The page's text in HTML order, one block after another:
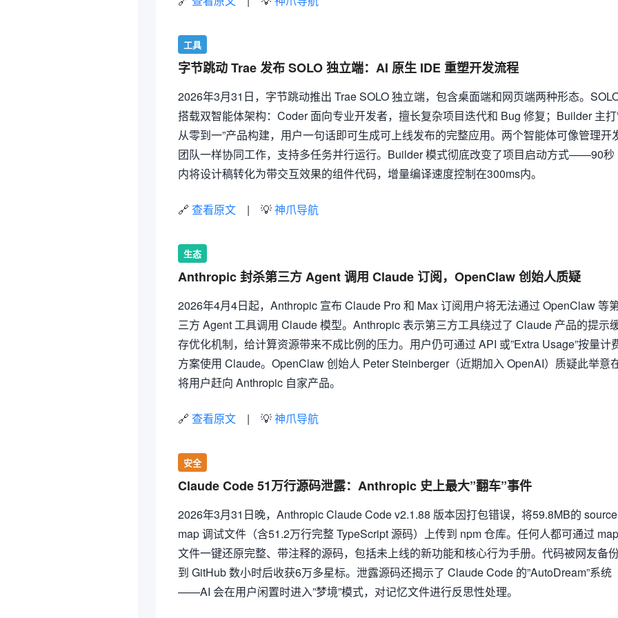
工具
字节跳动 Trae 发布 SOLO 独立端：AI 原生 IDE 重塑开发流程
2026年3月31日，字节跳动推出 Trae SOLO 独立端，包含桌面端和网页端两种形态。
搭载双智能体架构：Coder 面向专业开发者，擅长复杂项目迭代和 Bug 修复；Builder 主打
从零到一”产品构建，用户一句话即可生成可上线发布的完整应用。两个智能体可像管理开
团队一样协同工作，支持多任务并行运行。Builder 模式彻底改变了项目启动方式——90秒
内将设计稿转化为带交互效果的组件代码，增量编译速度控制在300ms内。
🔗 查看原文 | 💡神爪导航
生态
Anthropic 封杀第三方 Agent 调用 Claude 订阅，OpenClaw 创始人质疑
2026年4月4日起，Anthropic 宣布 Claude Pro 和 Max 订阅用户将无法通过 OpenClaw 等
三方 Agent 工具调用 Claude 模型。Anthropic 表示第三方工具绕过了 Claude 产品的提示
存优化机制，给计算资源带来不成比例的压力。用户仍可通过 API 或”Extra Usage”按量计
方案使用 Claude。OpenClaw 创始人 Peter Steinberger（近期加入 OpenAI）质疑此举意
将用户赶向 Anthropic 自家产品。
🔗 查看原文 | 💡神爪导航
安全
Claude Code 51万行源码泄露：Anthropic 史上最大”翻车”事件
2026年3月31日晚，Anthropic Claude Code v2.1.88 版本因打包错误，将59.8MB的 source
map 调试文件（含51.2万行完整 TypeScript 源码）上传到 npm 仓库。任何人都可通过 map
文件一键还原完整、带注释的源码，包括未上线的新功能和核心行为手册。代码被网友备
到 GitHub 数小时后收获6万多星标。泄露源码还揭示了 Claude Code 的”AutoDream”系统
——AI 会在用户闲置时进入”梦境”模式，对记忆文件进行反思性处理。